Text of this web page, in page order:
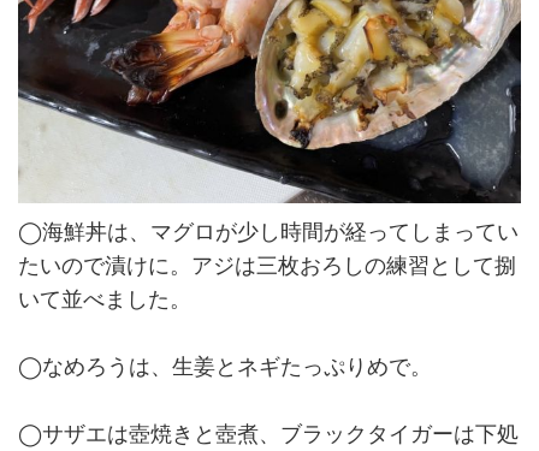
◯海鮮丼は、マグロが少し時間が経ってしまってい
たいので漬けに。アジは三枚おろしの練習として捌
いて並べました。
◯なめろうは、生姜とネギたっぷりめで。
◯サザエは壺焼きと壺煮、ブラックタイガーは下処